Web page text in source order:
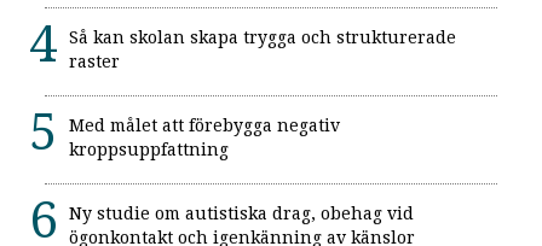
Så kan skolan skapa trygga och strukturerade
raster
Med målet att förebygga negativ
kroppsuppfattning
Ny studie om autistiska drag, obehag vid
ögonkontakt och igenkänning av känslor